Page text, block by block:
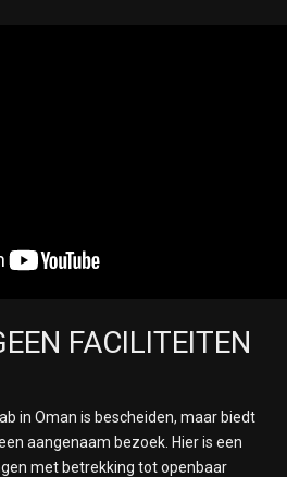
FACILITEITEN
in Oman is bescheiden, maar biedt
aangenaam bezoek. Hier is een
met betrekking tot openbaar